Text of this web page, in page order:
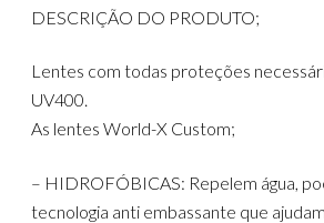
DESCRIÇÃO DO PRODUTO;
Lentes com todas proteções
UV400.
As lentes World-X Custom;
– HIDROFÓBICAS: Repelem água,
tecnologia anti embassante que